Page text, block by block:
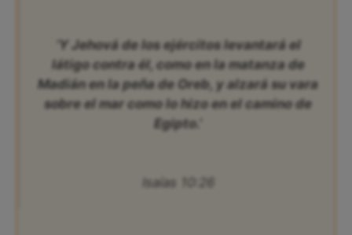
‘Y Jehová de los ejércitos levantará el
látigo contra él, como en la matanza de
Madián en la peña de Oreb, y alzará su vara
sobre el mar como lo hizo en el camino de
Egipto.’
Isaías 10:26